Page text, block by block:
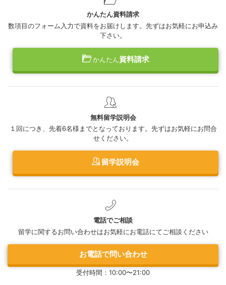
かんたん資料請求
数項目のフォーム入力で資料をお届けします。先ずはお気軽にお申込み
下さい。
かんたん資料請求
無料留学説明会
１回につき、先着6名様までとなっております。先ずはお気軽にお問合
せください。
留学説明会
電話でご相談
留学に関するお問い合わせはお気軽にお電話にてご相談ください
お電話で問い合わせ
受付時間：10:00〜21:00